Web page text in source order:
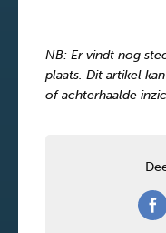
NB: Er vindt nog
plaats. Dit artikel
of achterhaalde